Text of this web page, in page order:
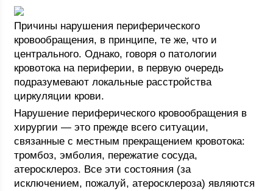
Причины нарушения периферического
кровообращения, в принципе, те же, что и
центрального. Однако, говоря о патологии
кровотока на периферии, в первую очередь
подразумевают локальные расстройства
циркуляции крови.
Нарушение периферического кровообращения в
хирургии — это прежде всего ситуации,
связанные с местным прекращением кровотока:
тромбоз, эмболия, пережатие сосуда,
атеросклероз. Все эти состояния (за
исключением, пожалуй, атеросклероза) являются